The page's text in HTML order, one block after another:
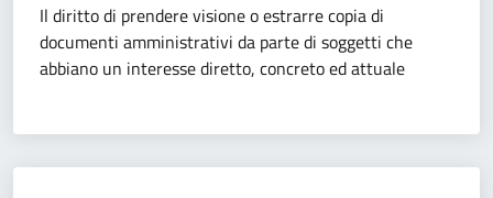
Il diritto di prendere visione o estrarre copia di
documenti amministrativi da parte di soggetti che
abbiano un interesse diretto, concreto ed attuale